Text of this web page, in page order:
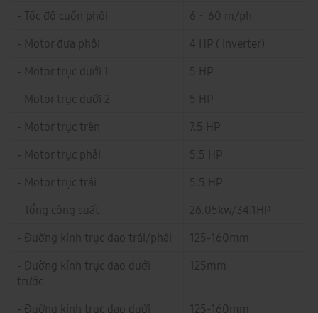
- Tốc độ cuốn phôi
6 ~ 60 m/ph
- Motor đưa phôi
4 HP ( Inverter)
- Motor trục dưới 1
5 HP
- Motor trục dưới 2
5 HP
- Motor trục trên
7.5 HP
- Motor trục phải
5.5 HP
- Motor trục trái
5.5 HP
- Tổng công suất
26.05kw/34.1HP
- Đường kính trục dao trái/phải
125-160mm
- Đường kính trục dao dưới
trước
125mm
- Đường kính trục dao dưới
125-160mm